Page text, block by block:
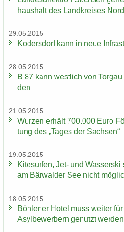
haus­halt des Land­krei­ses
29.05.2015
Ko­ders­dorf kann in neue
28.05.2015
B 87 kann west­lich von
den
21.05.2015
Wur­zen er­hält 700.000 Euro
tung des „Tages der Sach­sen“
19.05.2015
Ki­te­sur­fen, Jet- und
am Bär­wal­der See nicht
18.05.2015
Böh­le­ner Hotel muss wei­ter
Asyl­be­wer­bern ge­nutzt wer­den